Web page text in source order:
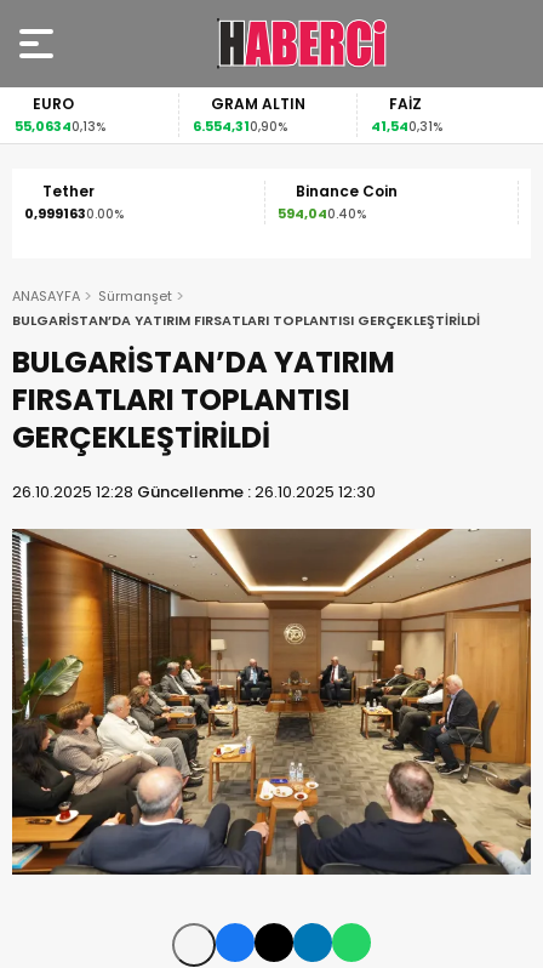
EURO
55,06340,13%
GRAM ALTIN
6.554,310,90%
FAİZ
41,540,31%
Tether
0,9991630.00%
Binance Coin
594,040.40%
ANASAYFA
Sürmanşet
BULGARİSTAN’DA YATIRIM FIRSATLARI TOPLANTISI GERÇEKLEŞTİRİLDİ
BULGARİSTAN’DA YATIRIM
FIRSATLARI TOPLANTISI
GERÇEKLEŞTİRİLDİ
26.10.2025 12:28 Güncellenme :26.10.2025 12:30